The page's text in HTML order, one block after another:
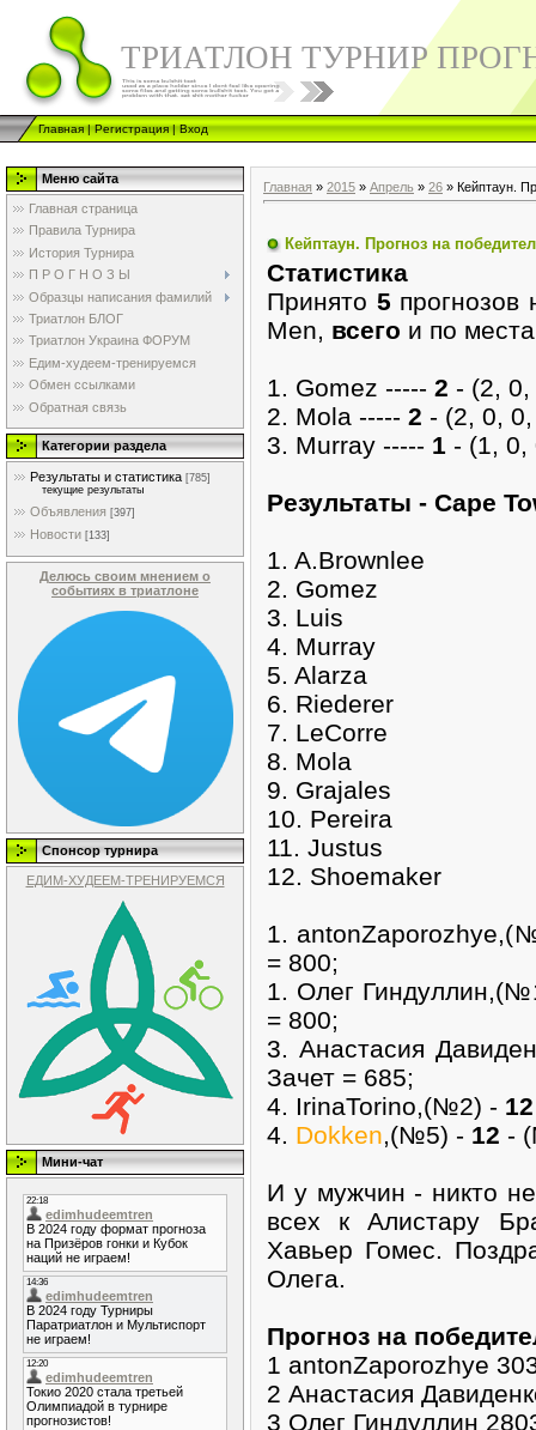
ТРИАТЛОН ТУРНИР
Главная|Регистрация|Вход
Меню сайта
Главная страница
Правила Турнира
История Турнира
П Р О Г Н О З Ы
Образцы написания фамилий
Триатлон БЛОГ
Триатлон Украина ФОРУМ
Едим-худеем-тренируемся
Обмен ссылками
Обратная связь
Категории раздела
Результаты и статистика [785]
текущие результаты
Объявления [397]
Новости [133]
Делюсь своим мнением о
событиях в триатлоне
Спонсор турнира
ЕДИМ-ХУДЕЕМ-ТРЕНИРУЕМСЯ
Мини-чат
Главная » 2015 » Апрель » 26 » Кейптаун.
Кейптаун. Прогноз на
Cтатистика
Принято 5 прогнозов
Men, всего и по
1. Gomez ----- 2 - (2,
2. Mola ----- 2 - (2, 0,
3. Murray ----- 1 - (1, 0,
Pезультаты - Cape
1. A.Brownlee
2. Gomez
3. Luis
4. Murray
5. Alarza
6. Riederer
7. LeCorre
8. Mola
9. Grajales
10. Pereira
11. Justus
12. Shoemaker
1.
= 800;
1. Олег
= 800;
3. Анастасия
Зачет = 685;
4. IrinaTorino,(№2) - 12
4. Dokken,(№5) - 12 -
И у мужчин - никто
всех к Алистару
Хавьер Гомес.
Олега.
Прогноз на
1 antonZaporozhye
2 Анастасия
3 Олег Гиндуллин